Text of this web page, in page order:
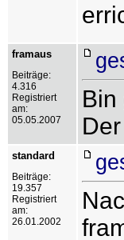
framaus
Beiträge:
4.316
Registriert
am:
05.05.2007
Bin
standard
Beiträge:
19.357
Registriert
am:
26.01.2002